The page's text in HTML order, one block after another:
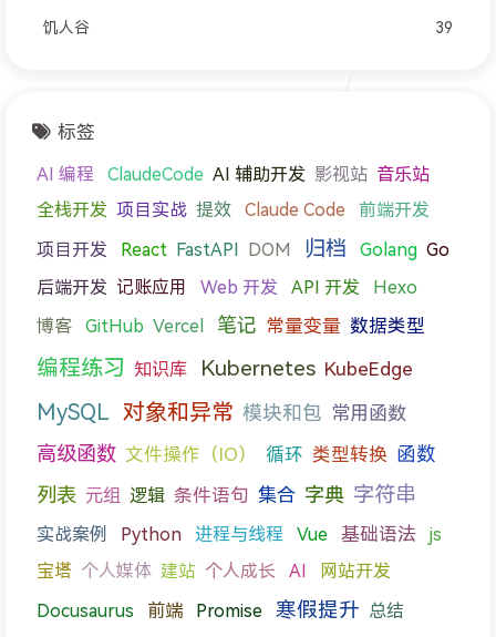
饥人谷 39
标签
AI 编程
ClaudeCode AI 辅助开发 影视站 音乐站
全栈开发 项目实战 提效 Claude Code 前端开发
项目开发 React FastAPI DOM 归档 Golang Go
后端开发 记账应用 Web 开发 API 开发 Hexo
博客 GitHub Vercel 笔记 常量变量 数据类型
编程练习 知识库 Kubernetes KubeEdge
MySQL 对象和异常 模块和包 常用函数
高级函数 文件操作（IO） 循环 类型转换 函数
列表 元组 逻辑 条件语句 集合 字典 字符串
实战案例 Python 进程与线程 Vue 基础语法
js
宝塔 个人媒体 建站 个人成长 AI 网站开发
Docusaurus 前端 Promise 寒假提升 总结